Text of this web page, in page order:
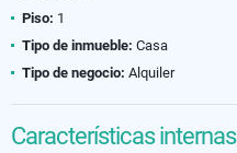
Piso: 1
Tipo de inmueble: Casa
Tipo de negocio: Alquiler
Características internas